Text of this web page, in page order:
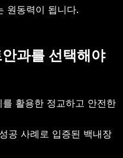
원동력이 됩니다.
과를 선택해야
를 활용한 정교하고 안전한
공 사례로 입증된 백내장